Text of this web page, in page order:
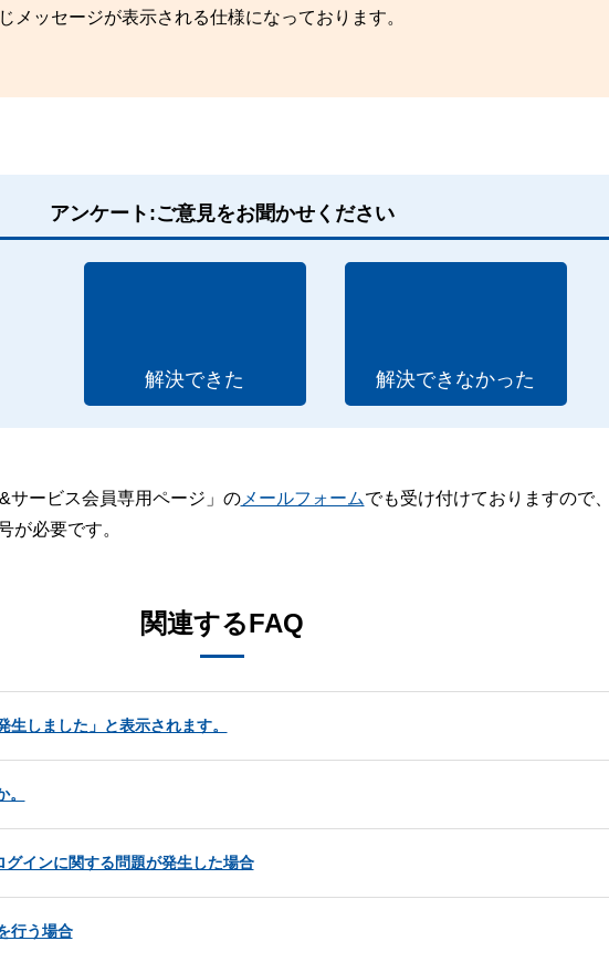
ッセージが表示される仕様になっております。
アンケート:ご意見をお聞かせください
解決できた 解決できなかった
サービス会員専用ページ」のメールフォームでも受け付けておりますので
が必要です。
関連するFAQ
生しました」と表示されます。
グインに関する問題が発生した場合
行う場合